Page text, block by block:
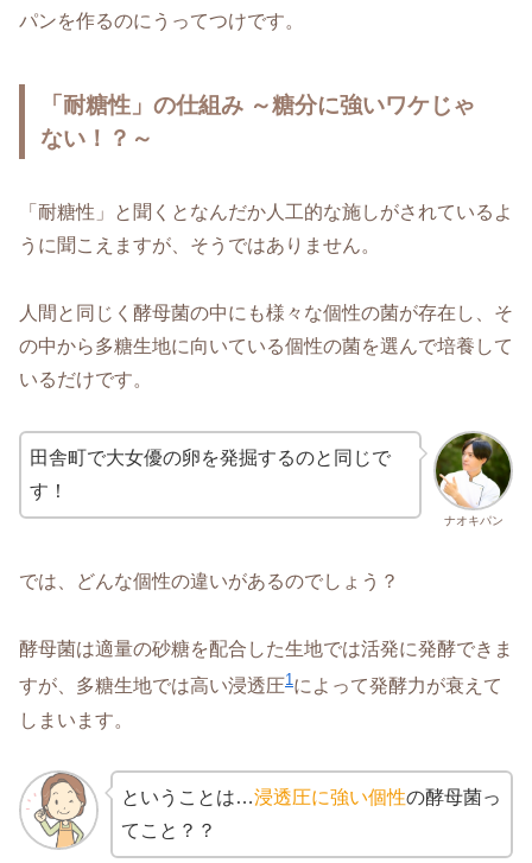
パンを作るのにうってつけです。
「耐糖性」の仕組み ～糖分に強いワケじゃ
ない！？～
「耐糖性」と聞くとなんだか人工的な施しがされているよ
うに聞こえますが、そうではありません。
人間と同じく酵母菌の中にも様々な個性の菌が存在し、そ
の中から多糖生地に向いている個性の菌を選んで培養して
いるだけです。
ナオキパン
田舎町で大女優の卵を発掘するのと同じで
す！
では、どんな個性の違いがあるのでしょう？
酵母菌は適量の砂糖を配合した生地では活発に発酵できま
すが、多糖生地では高い浸透圧1によって発酵力が衰えて
しまいます。
ということは…浸透圧に強い個性の酵母菌っ
てこと？？